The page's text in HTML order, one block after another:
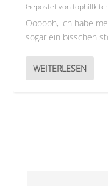
Gepostet von
Oooooh, ich habe
sogar ein bisschen
WEITERLESEN